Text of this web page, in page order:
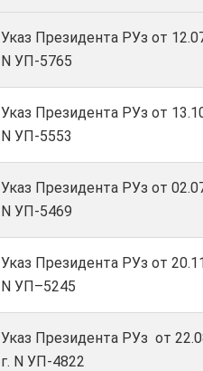
Указ Президента РУз от
N УП-5765
Указ Президента РУз от
N УП-5553
Указ Президента РУз от
N УП-5469
Указ Президента РУз от
N УП–5245
Указ Президента РУз от
г. N УП-4822